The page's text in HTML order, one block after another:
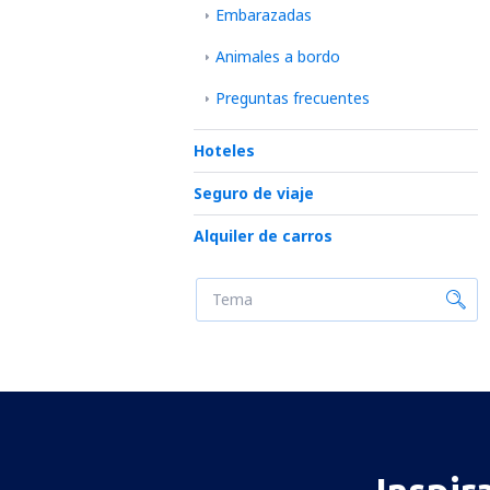
Embarazadas
Animales a bordo
Preguntas frecuentes
Hoteles
Seguro de viaje
Alquiler de carros